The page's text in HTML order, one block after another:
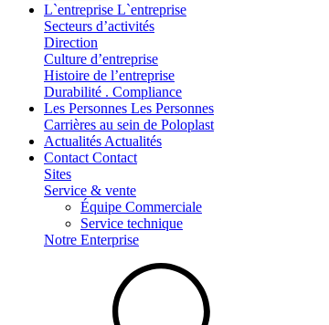
L`entreprise L`entreprise
Secteurs d’activités
Direction
Culture d’entreprise
Histoire de l’entreprise
Durabilité . Compliance
Les Personnes Les Personnes
Carrières au sein de Poloplast
Actualités Actualités
Contact Contact
Sites
Service & vente
Équipe Commerciale
Service technique
Notre Enterprise